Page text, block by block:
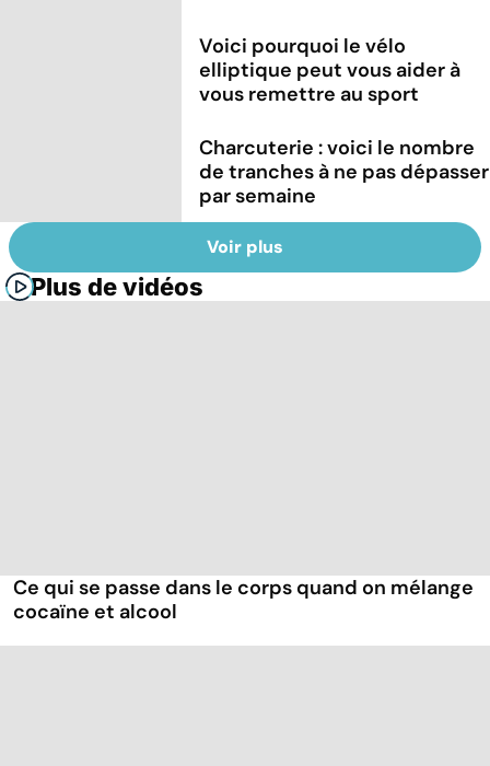
Voici pourquoi le vélo
elliptique peut vous aider à
vous remettre au sport
Charcuterie : voici le nombre
de tranches à ne pas dépasser
par semaine
Voir plus
Plus de vidéos
Ce qui se passe dans le corps quand on mélange
cocaïne et alcool